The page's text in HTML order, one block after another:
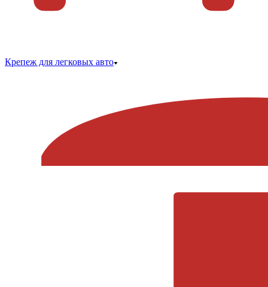
Крепеж для легковых авто